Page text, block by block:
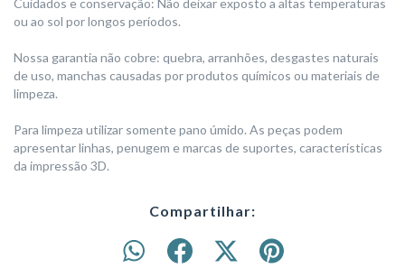
Cuidados e conservação: Não deixar exposto a altas temperaturas
ou ao sol por longos períodos.
Nossa garantia não cobre: quebra, arranhões, desgastes naturais
de uso, manchas causadas por produtos químicos ou materiais de
limpeza.
Para limpeza utilizar somente pano úmido. As peças podem
apresentar linhas, penugem e marcas de suportes, características
da impressão 3D.
Compartilhar: